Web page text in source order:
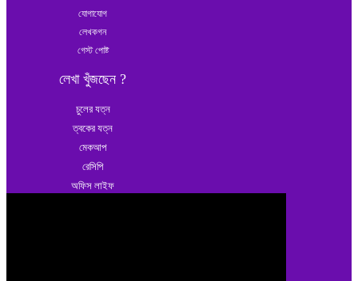
যোগাযোগ
লেখকগন
গেস্ট পোষ্ট
লেখা খুঁজছেন ?
চুলের যত্ন
ত্বকের যত্ন
মেকআপ
রেসিপি
অফিস লাইফ